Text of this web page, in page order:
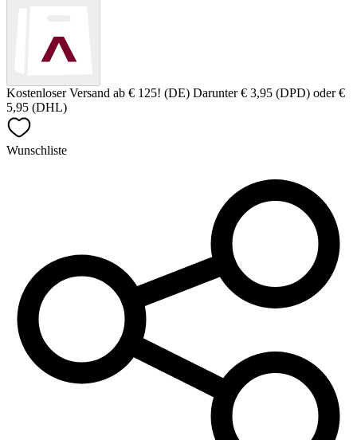
Kostenloser Versand ab € 125! (DE) Darunter € 3,95 (DPD) oder €
5,95 (DHL)
Wunschliste